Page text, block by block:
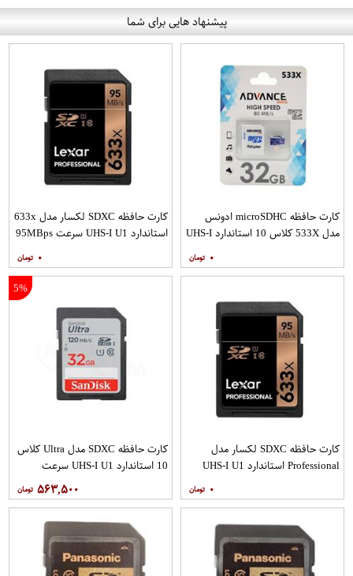
پیشنهاد هایی برای شما
کارت حافظه microSDHC ادونس
مدل 533X کلاس 10 استاندارد UHS-I
SD
۰
کارت حافظه SDXC لکسار مدل 633x
استاندارد UHS-I U1 سرعت 95MBps
۰
کارت حافظه SDXC لکسار مدل
Professional استاندارد UHS-I U1
سرعت 95MBps 633X ظرفیت 256
گیگابایت
۰
5%
کارت حافظه SDXC مدل Ultra کلاس
10 استاندارد UHS-I U1 سرعت
۵۶۳,۵۰۰